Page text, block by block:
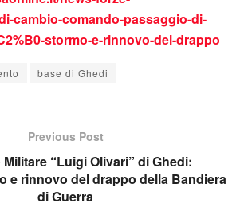
cambio-comando-passaggio-di-
stormo-e-rinnovo-del-drappo
base di Ghedi
Previous Post
“Luigi Olivari” di Ghedi:
e rinnovo del drappo della Bandiera
di Guerra